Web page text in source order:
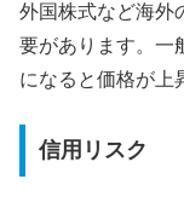
外国株式など海外
要があります。一
になると価格が上
信用リスク